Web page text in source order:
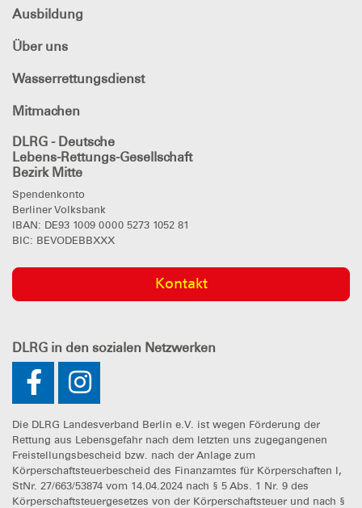
Ausbildung
Über uns
Wasserrettungsdienst
Mitmachen
DLRG - Deutsche
Lebens-Rettungs-Gesellschaft
Bezirk Mitte
Spendenkonto
Berliner Volksbank
IBAN: DE93 1009 0000 5273 1052 81
BIC: BEVODEBBXXX
Kontakt
DLRG in den sozialen Netzwerken
Die DLRG Landesverband Berlin e.V. ist wegen Förderung der
Rettung aus Lebensgefahr nach dem letzten uns zugegangenen
Freistellungsbescheid bzw. nach der Anlage zum
Körperschaftsteuerbescheid des Finanzamtes für Körperschaften I,
StNr. 27/663/53874 vom 14.04.2024 nach § 5 Abs. 1 Nr. 9 des
Körperschaftsteuergesetzes von der Körperschaftsteuer und nach §